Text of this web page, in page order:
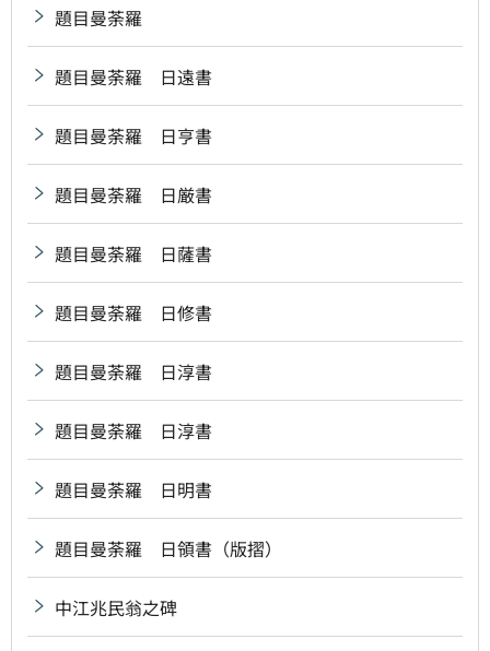
題目曼荼羅
題目曼荼羅 日遠書
題目曼荼羅 日亨書
題目曼荼羅 日厳書
題目曼荼羅 日薩書
題目曼荼羅 日修書
題目曼荼羅 日淳書
題目曼荼羅 日淳書
題目曼荼羅 日明書
題目曼荼羅 日領書（版摺）
中江兆民翁之碑